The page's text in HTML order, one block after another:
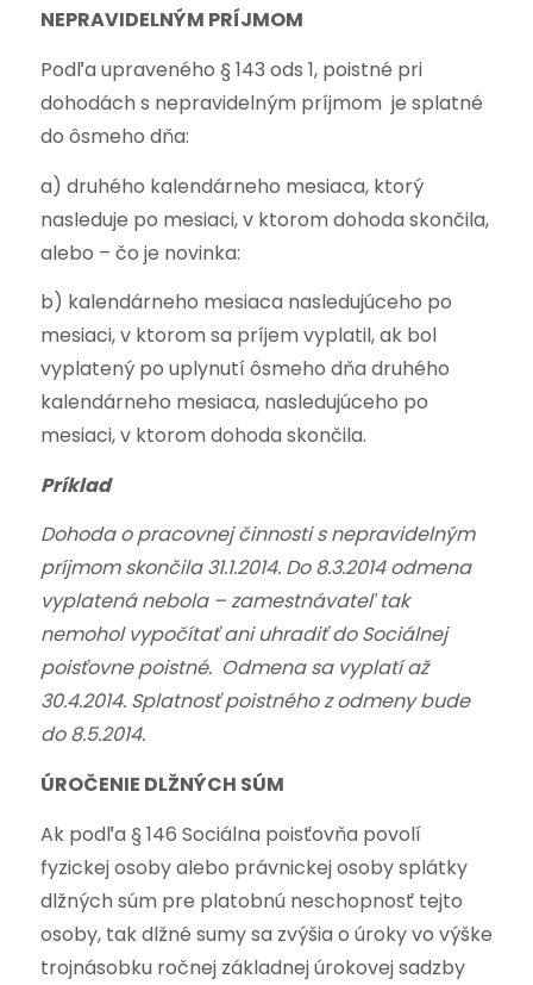
NEPRAVIDELNÝM PRÍJMOM
Podľa upraveného § 143 ods 1, poistné pri
dohodách s nepravidelným príjmom je splatné
do ôsmeho dňa:
a) druhého kalendárneho mesiaca, ktorý
nasleduje po mesiaci, v ktorom dohoda skončila,
alebo – čo je novinka:
b) kalendárneho mesiaca nasledujúceho po
mesiaci, v ktorom sa príjem vyplatil, ak bol
vyplatený po uplynutí ôsmeho dňa druhého
kalendárneho mesiaca, nasledujúceho po
mesiaci, v ktorom dohoda skončila.
Príklad
Dohoda o pracovnej činnosti s nepravidelným
príjmom skončila 31.1.2014. Do 8.3.2014 odmena
vyplatená nebola – zamestnávateľ tak
nemohol vypočítať ani uhradiť do Sociálnej
poisťovne poistné. Odmena sa vyplatí až
30.4.2014. Splatnosť poistného z odmeny bude
do 8.5.2014.
ÚROČENIE DLŽNÝCH SÚM
Ak podľa § 146 Sociálna poisťovňa povolí
fyzickej osoby alebo právnickej osoby splátky
dlžných súm pre platobnú neschopnosť tejto
osoby, tak dlžné sumy sa zvýšia o úroky vo výške
trojnásobku ročnej základnej úrokovej sadzby